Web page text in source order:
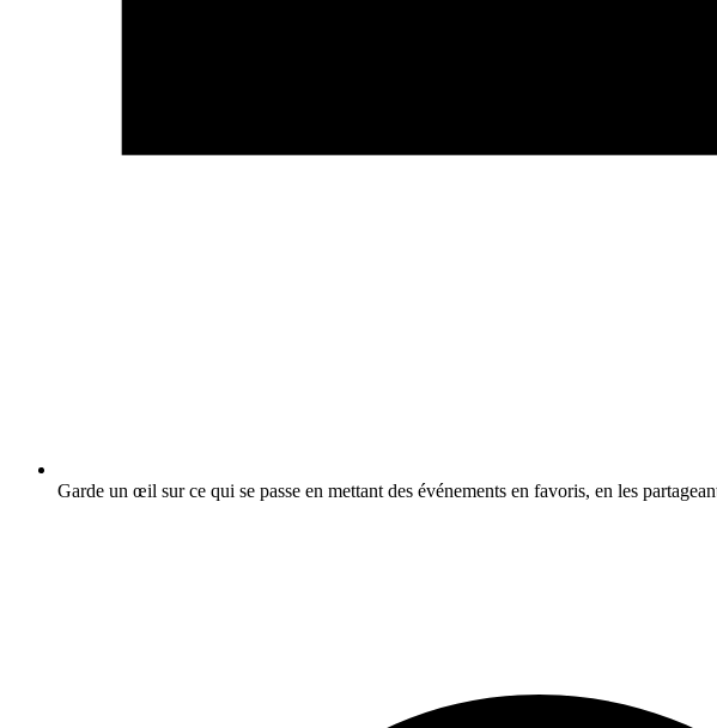
Garde un œil sur ce qui se passe en mettant des événements en favoris, en les